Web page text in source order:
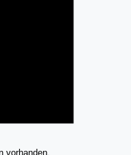
vorhanden.